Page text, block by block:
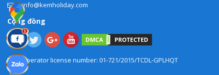
info@kemholiday.com
Cộng đồng
Tour operator license number: 01-721/2015/TCDL-GPLHQT